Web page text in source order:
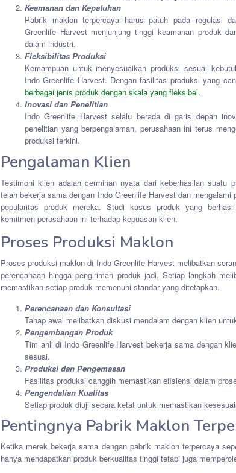
Keamanan dan Kepatuhan
Pabrik maklon terpercaya harus patuh pada regulasi
Greenlife Harvest menjunjung tinggi keamanan produk
dalam industri.
Fleksibilitas Produksi
Kemampuan untuk menyesuaikan produksi sesuai
Indo Greenlife Harvest. Dengan fasilitas produksi yang
berbagai jenis produk dengan skala yang fleksibel.
Inovasi dan Penelitian
Indo Greenlife Harvest selalu berada di garis depan
penelitian yang berpengalaman, perusahaan ini terus
produksi terkini.
Pengalaman Klien
Testimoni klien adalah cerminan nyata dari keberhasilan suatu
telah bekerja sama dengan Indo Greenlife Harvest dan
popularitas produk mereka. Studi kasus produk yang
komitmen perusahaan ini terhadap kepuasan klien.
Proses Produksi Maklon
Proses produksi maklon di Indo Greenlife Harvest melibatkan
perencanaan hingga pengiriman produk jadi. Setiap langkah
memastikan setiap produk memenuhi standar yang ditetapkan.
Perencanaan dan Konsultasi
Tahap awal melibatkan diskusi mendalam dengan klien
Pengembangan Produk
Tim ahli di Indo Greenlife Harvest bekerja sama dengan
sesuai.
Produksi dan Pengemasan
Fasilitas produksi canggih memastikan efisiensi dalam
Pengendalian Kualitas
Setiap produk diuji secara ketat untuk memastikan
Pentingnya Pabrik Maklon
Ketika merek bekerja sama dengan pabrik maklon terpercaya
hanya mendapatkan produk berkualitas tinggi tetapi juga